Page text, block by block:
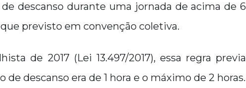
descanso durante uma jornada de acima de 6
previsto em convenção coletiva.
de 2017 (Lei 13.497/2017), essa regra previa
descanso era de 1 hora e o máximo de 2 horas.